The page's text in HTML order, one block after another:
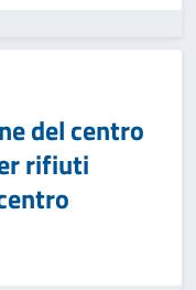
del centro
rifiuti